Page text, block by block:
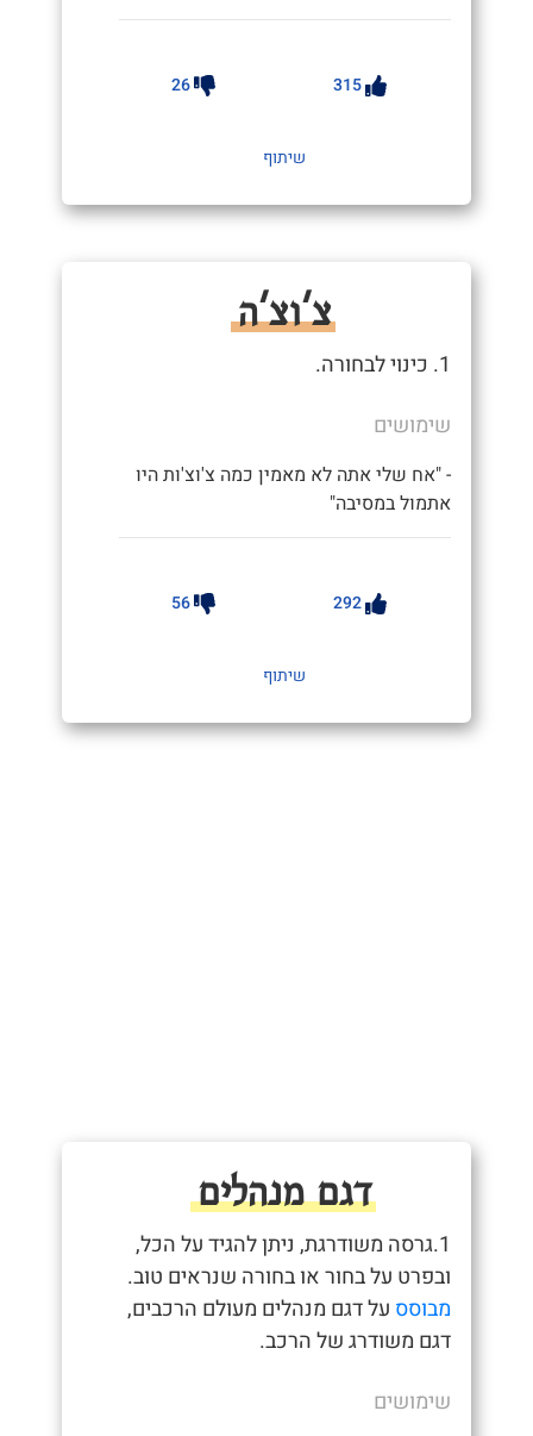
315
26
שיתוף
צ'וצ'ה
1. כינוי לבחורה.
שימושים
- "אח שלי אתה לא מאמין כמה צ'וצ'ות היו
אתמול במסיבה"
292
56
שיתוף
דגם מנהלים
1.גרסה משודרגת, ניתן להגיד על הכל,
ובפרט על בחור או בחורה שנראים טוב.
מבוסס על דגם מנהלים מעולם הרכבים,
דגם משודרג של הרכב.
שימושים